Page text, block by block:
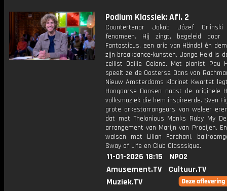
Podium Klassiek: Afl. 2
Countertenor Jakob Józef
fenomeen. Hij zingt, begeleid door
Fantasticus, een aria van Händel én
zijn breakdance-kunsten. Jonge Held is
cellist Odilie Celano. Met pianist Pau
speelt ze de Oosterse Dans van
Nieuw Amsterdams Klarinet Kwartet
Hongaarse Dansen naast de originele
volksmuziek die hem inspireerde. Sven
grote orkestarrangeurs van weleer
dat met Thelonious Monks Ruby My
arrangement van Marijn van Prooijen.
walsen met Lilian Farahani,
Sway of Life en Club Classsique.
11-01-2026 18:15
NPO2
Amusement.TV
Cultuur.TV
Muziek.TV